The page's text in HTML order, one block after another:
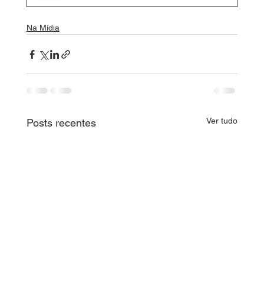
Na Mídia
Posts recentes Ver tudo